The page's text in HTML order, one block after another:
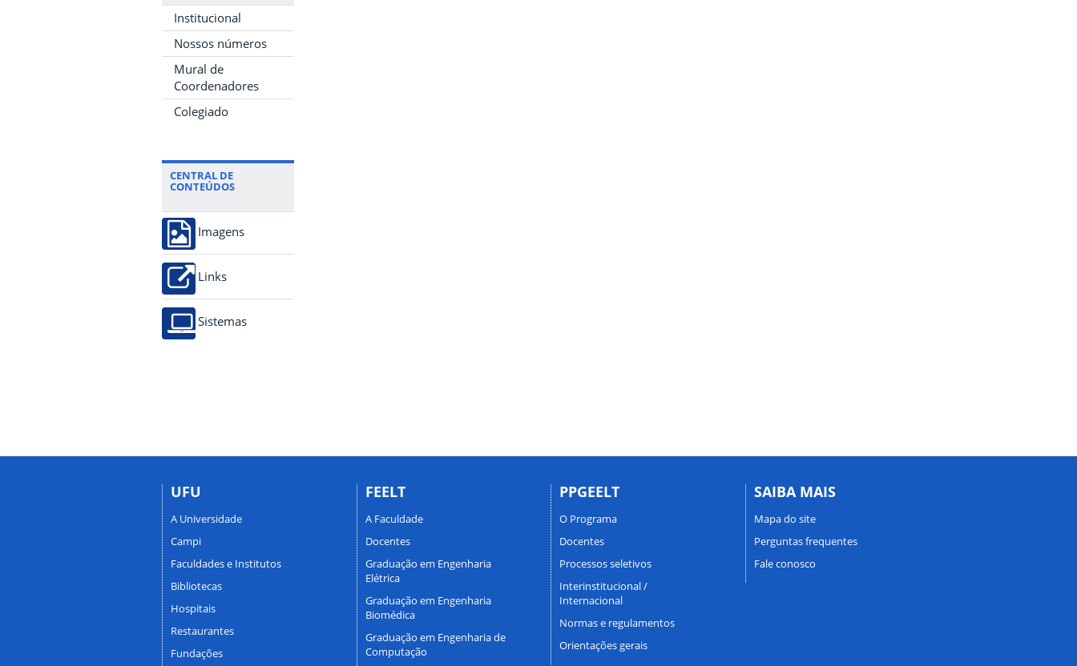
Institucional
Nossos números
Mural de
Coordenadores
Colegiado
CENTRAL DE
CONTEÚDOS
Imagens
Links
Sistemas
UFU
A Universidade
Campi
Faculdades e Institutos
Bibliotecas
Hospitais
Restaurantes
Fundações
FEELT
A Faculdade
Docentes
Graduação em Engenharia
Elétrica
Graduação em Engenharia
Biomédica
Graduação em Engenharia de
Computação
PPGEELT
O Programa
Docentes
Processos seletivos
Interinstitucional /
Internacional
Normas e regulamentos
Orientações gerais
SAIBA MAIS
Mapa do site
Perguntas frequentes
Fale conosco